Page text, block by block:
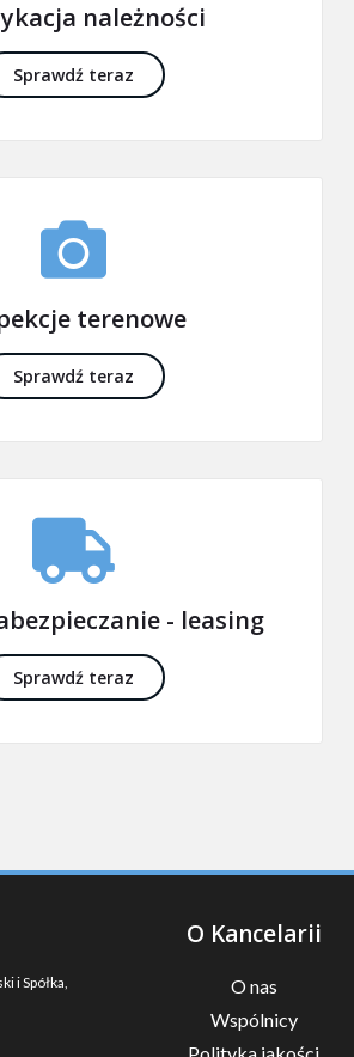
należności
Sprawdź teraz
terenowe
Sprawdź teraz
- leasing
Sprawdź teraz
i Spółka,
O Kancelarii
O nas
Wspólnicy